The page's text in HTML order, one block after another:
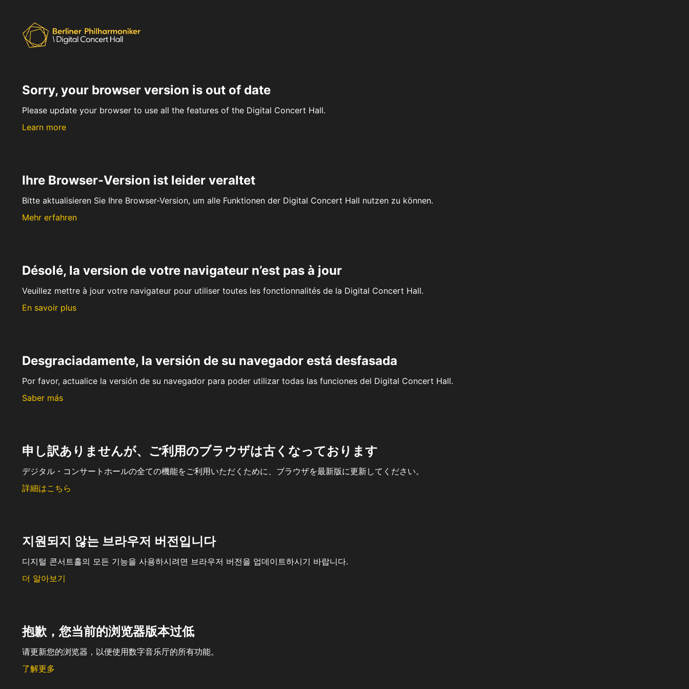
Sorry, your browser version is out of date
Please update your browser to use all the features of the Digital Concert Hall.
Learn more
Ihre Browser-Version ist leider veraltet
Bitte aktualisieren Sie Ihre Browser-Version, um alle Funktionen der Digital Concert Hall nutzen zu können.
Mehr erfahren
Désolé, la version de votre navigateur n’est pas à jour
Veuillez mettre à jour votre navigateur pour utiliser toutes les fonctionnalités de la Digital Concert Hall.
En savoir plus
Desgraciadamente, la versión de su navegador está desfasada
Por favor, actualice la versión de su navegador para poder utilizar todas las funciones del Digital Concert Hall.
Saber más
申し訳ありませんが、ご利用のブラウザは古くなっております
デジタル・コンサートホールの全ての機能をご利用いただくために、ブラウザを最新版に更新してください。
詳細はこちら
지원되지 않는 브라우저 버전입니다
디지털 콘서트홀의 모든 기능을 사용하시려면 브라우저 버전을 업데이트하시기 바랍니다.
더 알아보기
抱歉，您当前的浏览器版本过低
请更新您的浏览器，以便使用数字音乐厅的所有功能。
了解更多